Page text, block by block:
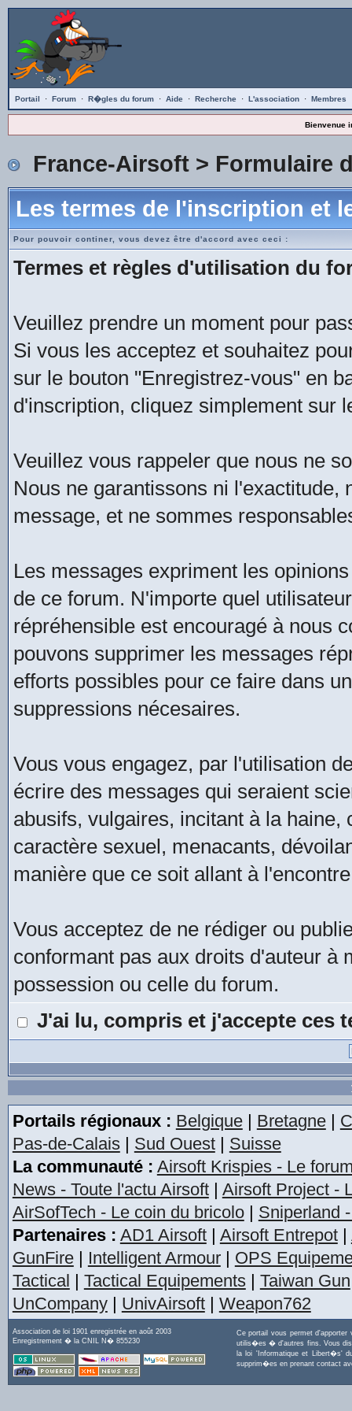
Portail · Forum · R�gles du forum · Aide · Recherche · L'association · Membres
Bienvenue
France-Airsoft> Formulaire
Les termes de l'inscription et
Pour pouvoir continer, vous devez être d'accord avec ceci :
Termes et règles d'utilisation du
Veuillez prendre un moment pour
Si vous les acceptez et souhaitez
sur le bouton "Enregistrez-vous" en
d'inscription, cliquez simplement sur
Veuillez vous rappeler que nous ne
Nous ne garantissons ni l'exactitude,
message, et ne sommes
Les messages expriment les
de ce forum. N'importe quel
répréhensible est encouragé à nous
pouvons supprimer les messages
efforts possibles pour ce faire dans
suppressions nécesaires.
Vous vous engagez, par l'utilisation
écrire des messages qui seraient
abusifs, vulgaires, incitant à la
caractère sexuel, menacants,
manière que ce soit allant à
Vous acceptez de ne rédiger ou
conformant pas aux droits d'auteur à
possession ou celle du forum.
J'ai lu, compris et j'accepte ces
Portails régionaux : Belgique| Bretagne|
Pas-de-Calais| Sud Ouest| Suisse
La communauté : Airsoft Krispies - Le
News - Toute l'actu Airsoft| Airsoft Project -
AirSofTech - Le coin du bricolo| Sniperland
Partenaires : AD1 Airsoft| Airsoft Entrepot|
GunFire| Intelligent Armour| OPS
Tactical | Tactical Equipements| Taiwan Gun
UnCompany| UnivAirsoft| Weapon762
Association de loi 1901 enregistrée en août 2003
Enregistrement � la CNIL N� 855230
Ce portail vous permet
utilis�es � d'autres fins. Vous
la loi 'Informatique et Libert�s'
supprim�es en prenant contact